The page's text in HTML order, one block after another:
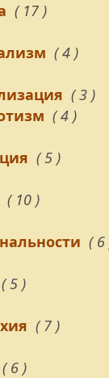
( 17 )
( 4 )
( 3 )
( 4 )
( 5 )
( 10 )
( 6
( 5 )
( 7 )
( 6 )